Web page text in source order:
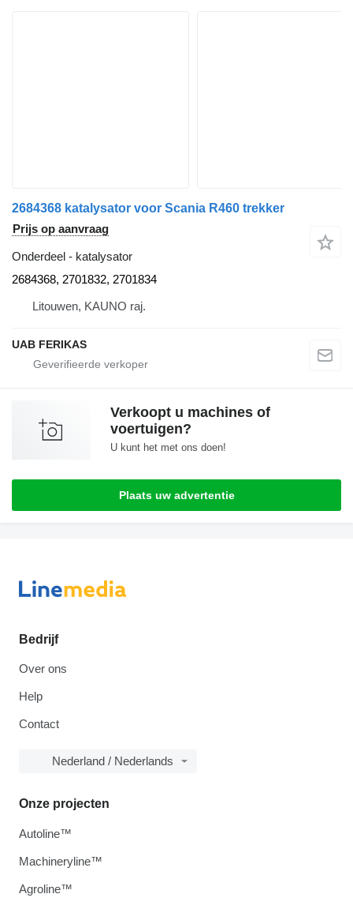
2684368 katalysator voor Scania R460 trekker
Prijs op aanvraag
Onderdeel - katalysator
2684368, 2701832, 2701834
Litouwen, KAUNO raj.
UAB FERIKAS
Verkoopt u machines of
voertuigen?
U kunt het met ons doen!
Plaats uw advertentie
Bedrijf
Over ons
Help
Contact
Nederland / Nederlands
Onze projecten
Autoline™
Machineryline™
Agroline™